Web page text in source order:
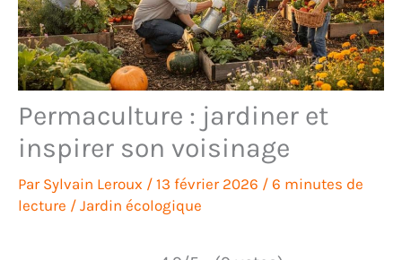
Permaculture : jardiner et
inspirer son voisinage
Par Sylvain Leroux / 13 février 2026 / 6 minutes de
lecture / Jardin écologique